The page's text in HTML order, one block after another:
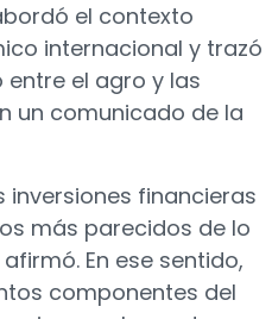
el contexto
internacional y trazó
entre el agro y las
un comunicado de la
inversiones financieras
más parecidos de lo
En ese sentido,
componentes del